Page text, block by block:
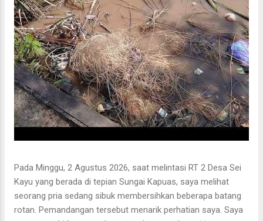
Pada Minggu, 2 Agustus 2026, saat melintasi RT 2 Desa Sei
Kayu yang berada di tepian Sungai Kapuas, saya melihat
seorang pria sedang sibuk membersihkan beberapa batang
rotan. Pemandangan tersebut menarik perhatian saya. Saya